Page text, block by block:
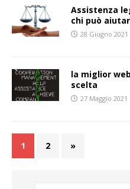
Assistenza
chi può
28 Giugno 2021
la miglior
scelta
27 Maggio 2021
1 2 »